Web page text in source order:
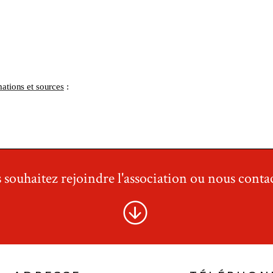
souhaitez rejoindre l'association ou nous